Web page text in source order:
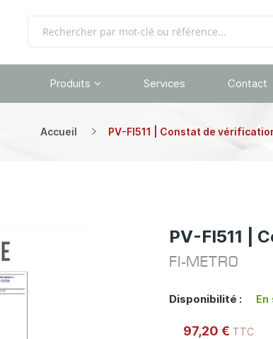
Produits Services Contact
Accueil PV-FI511 | Constat de
PV-FI511 |
FI-METRO
Disponibilité :
97,20 €